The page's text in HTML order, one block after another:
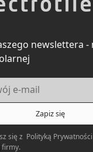
newslettera
się z Polityką Prywatności
firmy.